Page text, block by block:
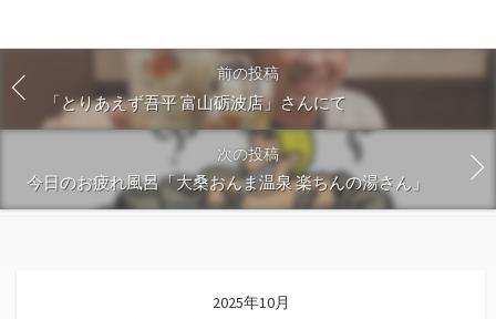
前の投稿
「とりあえず吾平 富山砺波店」さんにて
次の投稿
今日のお疲れ風呂「大桑おんま温泉 楽ちんの湯さん」
2025年10月